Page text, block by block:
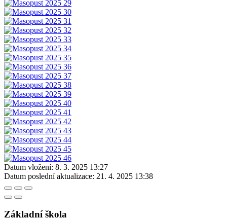
Datum vložení: 8. 3. 2025 13:27
Datum poslední aktualizace: 21. 4. 2025 13:38
Základní škola